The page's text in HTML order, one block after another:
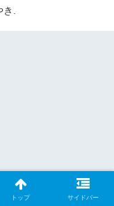
.
トップ サイドバー